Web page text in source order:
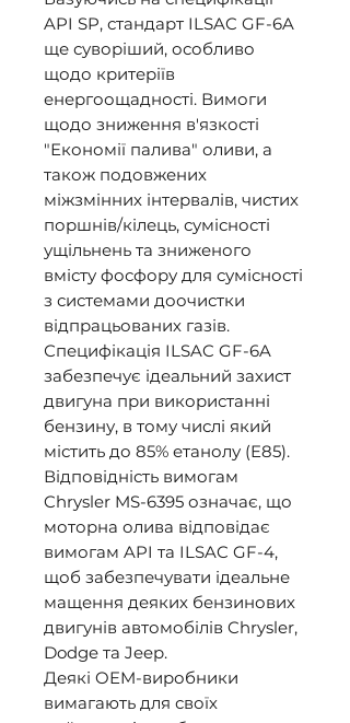
API SP, стандарт ILSAC GF-6A
ще суворіший, особливо
щодо критеріїв
енергоощадності. Вимоги
щодо зниження в'язкості
"Економії палива" оливи, а
також подовжених
міжзмінних інтервалів, чистих
поршнів/кілець, сумісності
ущільнень та зниженого
вмісту фосфору для сумісності
з системами доочистки
відпрацьованих газів.
Специфікація ILSAC GF-6A
забезпечує ідеальний захист
двигуна при використанні
бензину, в тому числі який
містить до 85% етанолу (E85).
Відповідність вимогам
Chrysler MS-6395 означає, що
моторна олива відповідає
вимогам API та ILSAC GF-4,
щоб забезпечувати ідеальне
мащення деяких бензинових
двигунів автомобілів Chrysler,
Dodge та Jeep.
Деякі OEM-виробники
вимагають для своїх